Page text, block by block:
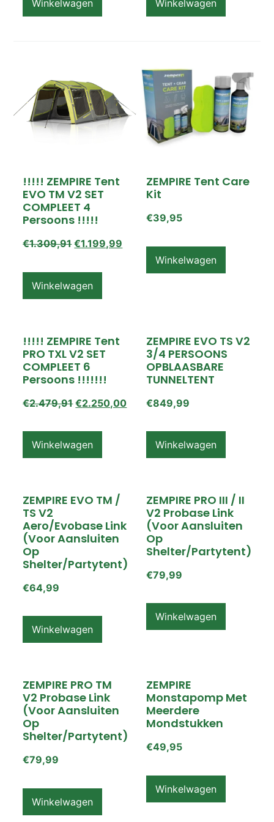
Winkelwagen Winkelwagen
!!!!! ZEMPIRE Tent
EVO TM V2 SET
COMPLEET 4
Persoons !!!!!
€1.309,91 €1.199,99
Winkelwagen
ZEMPIRE Tent Care
Kit
€39,95
Winkelwagen
!!!!! ZEMPIRE Tent
PRO TXL V2 SET
COMPLEET 6
Persoons !!!!!!!
€2.479,91 €2.250,00
Winkelwagen
ZEMPIRE EVO TS V2
3/4 PERSOONS
OPBLAASBARE
TUNNELTENT
€849,99
Winkelwagen
ZEMPIRE EVO TM /
TS V2
Aero/Evobase Link
(voor Aansluiten
Op
Shelter/partytent)
€64,99
Winkelwagen
ZEMPIRE PRO III / II
V2 Probase Link
(voor Aansluiten
Op
Shelter/partytent)
€79,99
Winkelwagen
ZEMPIRE PRO TM
V2 Probase Link
(voor Aansluiten
Op
Shelter/partytent)
€79,99
Winkelwagen
ZEMPIRE
Monstapomp Met
Meerdere
Mondstukken
€49,95
Winkelwagen